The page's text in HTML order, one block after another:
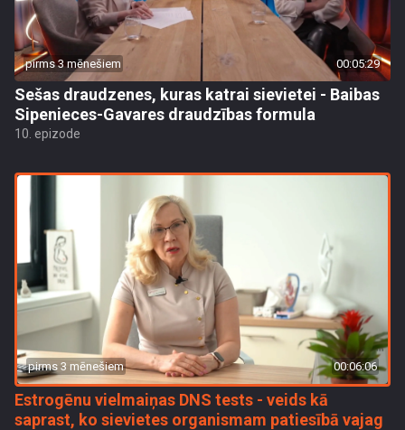
pirms 3 mēnešiem 00:05:29
Sešas draudzenes, kuras katrai sievietei - Baibas
Sipenieces-Gavares draudzības formula
10. epizode
pirms 3 mēnešiem 00:06:06
Estrogēnu vielmaiņas DNS tests - veids kā
saprast, ko sievietes organismam patiesībā vajag